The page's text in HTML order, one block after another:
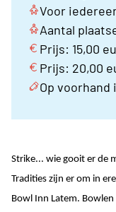
Voor
Aantal
Prijs: 15,00
Prijs: 20,00
Op
Strike... wie gooit er de
Tradities zijn er om in
Bowl Inn Latem.